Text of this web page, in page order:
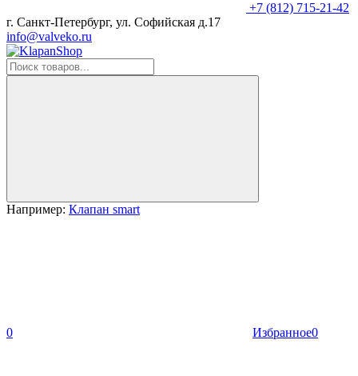
+7 (812) 715-21-42
г. Санкт-Петербург, ул. Софийская д.17
info@valveko.ru
Например: Клапан smart
0 Избранное0